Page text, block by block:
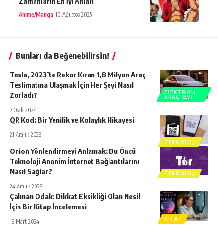
Anime/Manga 10 Ağustos 2025
Bunları da Beğenebilirsin!
ELEKTRIKLI
ARAÇ (EV)
Tesla, 2023’te Rekor Kıran 1,8 Milyon Araç
Teslimatına Ulaşmak İçin Her Şeyi Nasıl
Zorladı?
7 Ocak 2024
TEKNOLOJI
QR Kod: Bir Yenilik ve Kolaylık Hikayesi
21 Aralık 2023
TEKNOLOJI
Onion Yönlendirmeyi Anlamak: Bu Öncü
Teknoloji Anonim İnternet Bağlantılarını
Nasıl Sağlar?
24 Aralık 2023
KITAP
Çalınan Odak: Dikkat Eksikliği Olan Nesil
İçin Bir Kitap İncelemesi
13 Mart 2024